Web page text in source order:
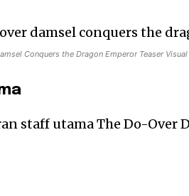
Conquers the Dragon Emperor Teaser Visual
staff utama The Do-Over